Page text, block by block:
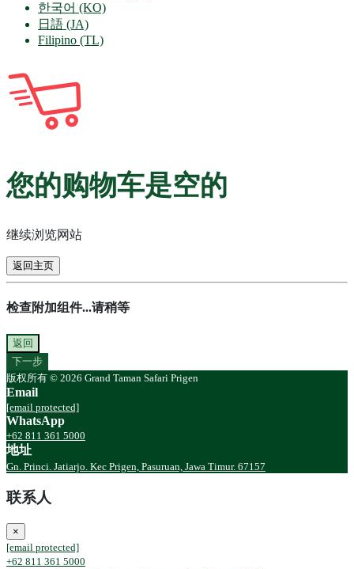
한국어 (KO)
日語 (JA)
Filipino (TL)
您的购物车是空的
继续浏览网站
返回主页
检查附加组件...请稍等
返回
下一步
版权所有 © 2026 Grand Taman Safari Prigen
Email
[email protected]
WhatsApp
+62 811 361 5000
地址
Gn. Princi. Jatiarjo. Kec Prigen, Pasuruan, Jawa Timur. 67157
联系人
×
[email protected]
+62 811 361 5000